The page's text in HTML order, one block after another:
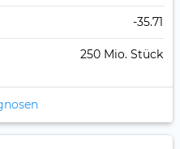
-35.71
250 Mio. Stück